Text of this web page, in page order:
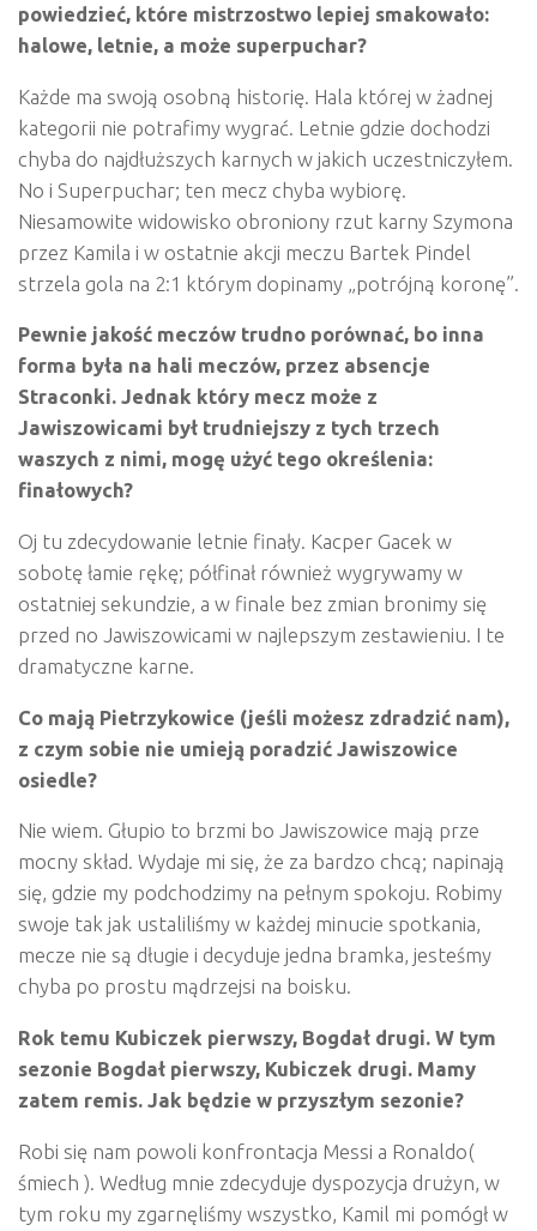
powiedzieć, które mistrzostwo lepiej smakowało:
halowe, letnie, a może superpuchar?
Każde ma swoją osobną historię. Hala której w żadnej
kategorii nie potrafimy wygrać. Letnie gdzie dochodzi
chyba do najdłuższych karnych w jakich uczestniczyłem.
No i Superpuchar; ten mecz chyba wybiorę.
Niesamowite widowisko obroniony rzut karny Szymona
przez Kamila i w ostatnie akcji meczu Bartek Pindel
strzela gola na 2:1 którym dopinamy „potrójną koronę”.
Pewnie jakość meczów trudno porównać, bo inna
forma była na hali meczów, przez absencje
Straconki. Jednak który mecz może z
Jawiszowicami był trudniejszy z tych trzech
waszych z nimi, mogę użyć tego określenia:
finałowych?
Oj tu zdecydowanie letnie finały. Kacper Gacek w
sobotę łamie rękę; półfinał również wygrywamy w
ostatniej sekundzie, a w finale bez zmian bronimy się
przed no Jawiszowicami w najlepszym zestawieniu. I te
dramatyczne karne.
Co mają Pietrzykowice (jeśli możesz zdradzić nam),
z czym sobie nie umieją poradzić Jawiszowice
osiedle?
Nie wiem. Głupio to brzmi bo Jawiszowice mają prze
mocny skład. Wydaje mi się, że za bardzo chcą; napinają
się, gdzie my podchodzimy na pełnym spokoju. Robimy
swoje tak jak ustaliliśmy w każdej minucie spotkania,
mecze nie są długie i decyduje jedna bramka, jesteśmy
chyba po prostu mądrzejsi na boisku.
Rok temu Kubiczek pierwszy, Bogdał drugi. W tym
sezonie Bogdał pierwszy, Kubiczek drugi. Mamy
zatem remis. Jak będzie w przyszłym sezonie?
Robi się nam powoli konfrontacja Messi a Ronaldo(
śmiech ). Według mnie zdecyduje dyspozycja drużyn, w
tym roku my zgarnęliśmy wszystko, Kamil mi pomógł w